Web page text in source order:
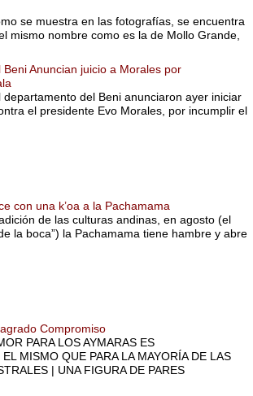
se muestra en las fotografías, se encuentra
mismo nombre como es la de Mollo Grande,
Anuncian juicio a Morales por
del Beni anunciaron ayer iniciar
el presidente Evo Morales, por incumplir el
con una k’oa a la Pachamama
de las culturas andinas, en agosto (el
la boca”) la Pachamama tiene hambre y abre
Compromiso
PARA LOS AYMARAS ES
MISMO QUE PARA LA MAYORÍA DE LAS
| UNA FIGURA DE PARES